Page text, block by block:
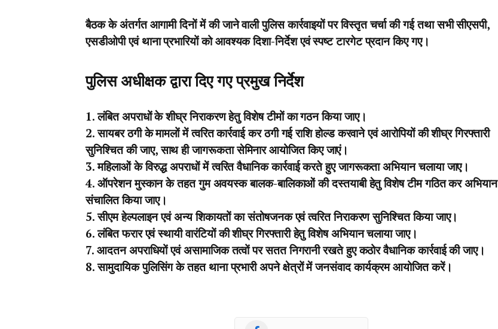
बैठक के अंतर्गत आगामी दिनों में की जाने वाली पुलिस कार्रवाइयों पर विस्तृत चर्चा की गई तथा सभी सीएसपी,
एसडीओपी एवं थाना प्रभारियों को आवश्यक दिशा-निर्देश एवं स्पष्ट टारगेट प्रदान किए गए।
पुलिस अधीक्षक द्वारा दिए गए प्रमुख निर्देश
1. लंबित अपराधों के शीघ्र निराकरण हेतु विशेष टीमों का गठन किया जाए।
2. सायबर ठगी के मामलों में त्वरित कार्रवाई कर ठगी गई राशि होल्ड करवाने एवं आरोपियों की शीघ्र गिरफ्तारी
सुनिश्चित की जाए, साथ ही जागरूकता सेमिनार आयोजित किए जाएं।
3. महिलाओं के विरुद्ध अपराधों में त्वरित वैधानिक कार्रवाई करते हुए जागरूकता अभियान चलाया जाए।
4. ऑपरेशन मुस्कान के तहत गुम अवयस्क बालक-बालिकाओं की दस्तयाबी हेतु विशेष टीम गठित कर अभियान
संचालित किया जाए।
5. सीएम हेल्पलाइन एवं अन्य शिकायतों का संतोषजनक एवं त्वरित निराकरण सुनिश्चित किया जाए।
6. लंबित फरार एवं स्थायी वारंटियों की शीघ्र गिरफ्तारी हेतु विशेष अभियान चलाया जाए।
7. आदतन अपराधियों एवं असामाजिक तत्वों पर सतत निगरानी रखते हुए कठोर वैधानिक कार्रवाई की जाए।
8. सामुदायिक पुलिसिंग के तहत थाना प्रभारी अपने क्षेत्रों में जनसंवाद कार्यक्रम आयोजित करें।